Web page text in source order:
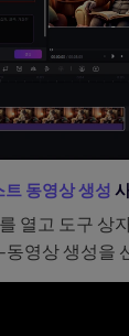
트 동영상 생성
열고 도구 상
영상 생성을